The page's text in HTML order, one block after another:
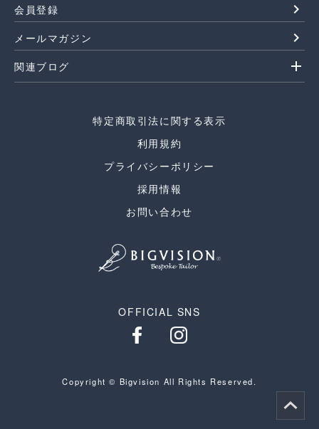
会員登録 navigate_next
メールマガジン navigate_next
関連ブログ add
特定商取引法に関する表示
利用規約
プライバシーポリシー
採用情報
お問い合わせ
OFFICIAL SNS
Copyright © Bigvision All Rights Reserved.